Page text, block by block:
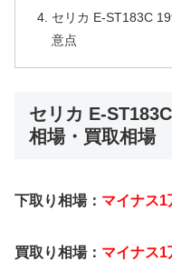
セリカ E-ST183C
意点
セリカ E-
相場・買取相場
下取り相場： マイナス1
買取り相場： マイナス1